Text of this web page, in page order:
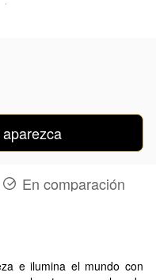
En comparación
e ilumina el mundo con